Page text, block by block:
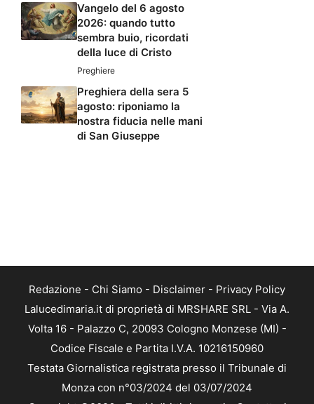
Vangelo del 6 agosto
2026: quando tutto
sembra buio, ricordati
della luce di Cristo
Preghiere
Preghiera della sera 5
agosto: riponiamo la
nostra fiducia nelle mani
di San Giuseppe
Redazione - Chi Siamo - Disclaimer - Privacy Policy
Lalucedimaria.it di proprietà di MRSHARE SRL - Via A.
Volta 16 - Palazzo C, 20093 Cologno Monzese (MI) -
Codice Fiscale e Partita I.V.A. 10216150960
Testata Giornalistica registrata presso il Tribunale di
Monza con n°03/2024 del 03/07/2024